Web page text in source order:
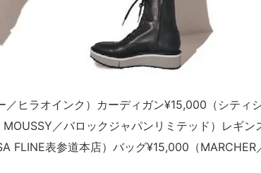
ヒラオインク）カーディガン¥15,000（シティ
／バロックジャパンリミテッド）レギン
FLINE表参道本店）バッグ¥15,000（MARCHER